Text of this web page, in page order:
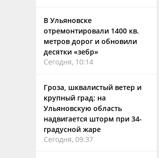
В Ульяновске
отремонтировали 1400 кв.
метров дорог и обновили
десятки «зебр»
Сегодня, 10:14
Гроза, шквалистый ветер и
крупный град: на
Ульяновскую область
надвигается шторм при 34-
градусной жаре
Сегодня, 09:37